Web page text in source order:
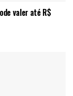
valer até R$